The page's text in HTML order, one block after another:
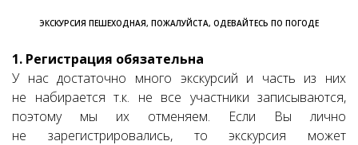
ЭКСКУРСИЯ ПЕШЕХОДНАЯ, ПОЖАЛУЙСТА, ОДЕВАЙТЕСЬ ПО ПОГОДЕ
1. Регистрация обязательна
У нас достаточно много экскурсий и часть из них
не набирается т.к. не все участники записываются,
поэтому мы их отменяем. Если Вы лично
не зарегистрировались, то экскурсия может